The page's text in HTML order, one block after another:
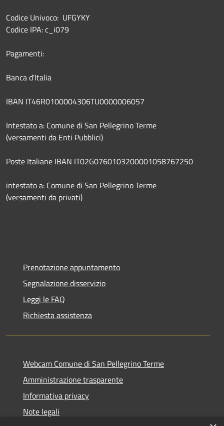
Codice Univoco: UFGYKY
Codice IPA: c_i079
Pagamenti:
Banca d'Italia
IBAN IT46R0100004306TU0000006057
Intestato a: Comune di San Pellegrino Terme
(versamenti da Enti Pubblici)
Poste Italiane IBAN IT02G0760103200001058767250
intestato a: Comune di San Pellegrino Terme
(versamenti da privati)
Prenotazione appuntamento
Segnalazione disservizio
Leggi le FAQ
Richiesta assistenza
Webcam Comune di San Pellegrino Terme
Amministrazione trasparente
Informativa privacy
Note legali